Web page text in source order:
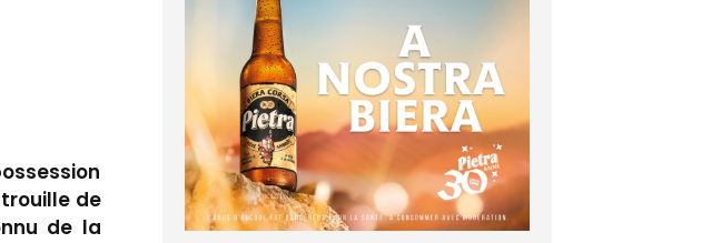
de
de la